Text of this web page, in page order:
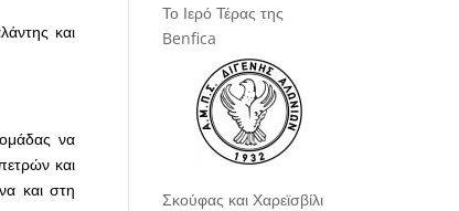
και
να
και
και στη
Το Ιερό Τέρας της
Benfica
Σκούφας και Χαρεϊσβίλι